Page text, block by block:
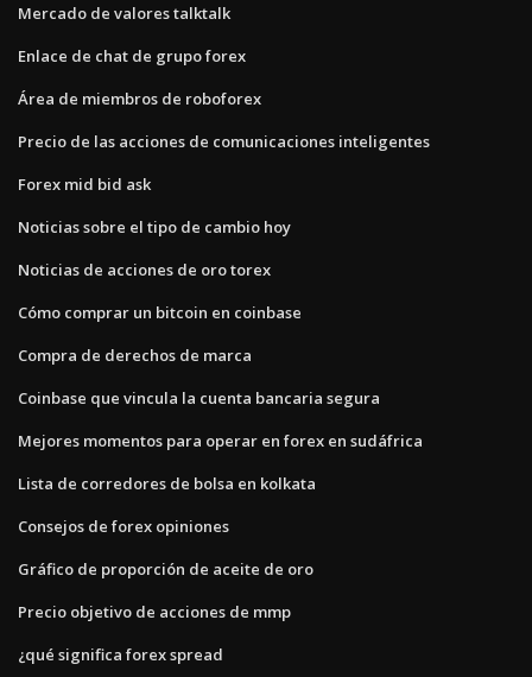
Mercado de valores talktalk
Enlace de chat de grupo forex
Área de miembros de roboforex
Precio de las acciones de comunicaciones inteligentes
Forex mid bid ask
Noticias sobre el tipo de cambio hoy
Noticias de acciones de oro torex
Cómo comprar un bitcoin en coinbase
Compra de derechos de marca
Coinbase que vincula la cuenta bancaria segura
Mejores momentos para operar en forex en sudáfrica
Lista de corredores de bolsa en kolkata
Consejos de forex opiniones
Gráfico de proporción de aceite de oro
Precio objetivo de acciones de mmp
¿qué significa forex spread